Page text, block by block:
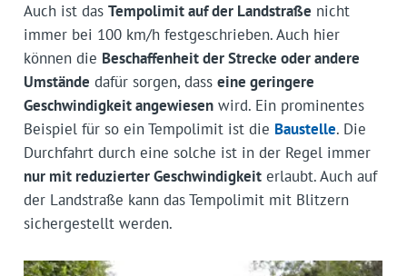
Auch ist das Tempolimit auf der Landstraße nicht
immer bei 100 km/h festgeschrieben. Auch hier
können die Beschaffenheit der Strecke oder andere
Umstände dafür sorgen, dass eine geringere
Geschwindigkeit angewiesenwird. Ein prominentes
Beispiel für so ein Tempolimit ist die Baustelle. Die
Durchfahrt durch eine solche ist in der Regel immer
nur mit reduzierter Geschwindigkeiterlaubt. Auch auf
der Landstraße kann das Tempolimit mit Blitzern
sichergestellt werden.